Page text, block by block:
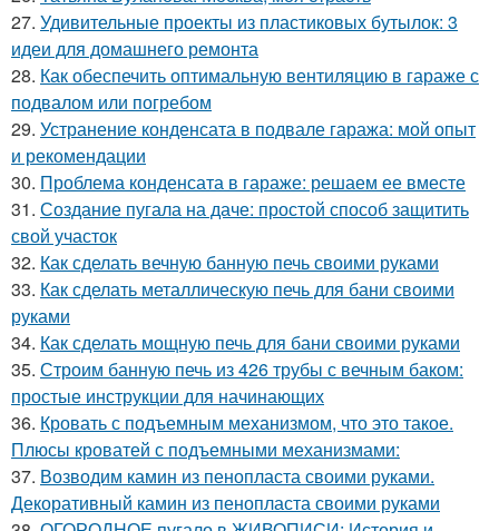
27. Удивительные проекты из пластиковых бутылок: 3
идеи для домашнего ремонта
28. Как обеспечить оптимальную вентиляцию в гараже с
подвалом или погребом
29. Устранение конденсата в подвале гаража: мой опыт
и рекомендации
30. Проблема конденсата в гараже: решаем ее вместе
31. Создание пугала на даче: простой способ защитить
свой участок
32. Как сделать вечную банную печь своими руками
33. Как сделать металлическую печь для бани своими
руками
34. Как сделать мощную печь для бани своими руками
35. Строим банную печь из 426 трубы с вечным баком:
простые инструкции для начинающих
36. Кровать с подъемным механизмом, что это такое.
Плюсы кроватей с подъемными механизмами:
37. Возводим камин из пенопласта своими руками.
Декоративный камин из пенопласта своими руками